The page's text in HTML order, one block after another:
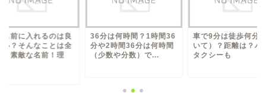
は何時間？1時間36
2時間36分は何時間
数や分数）で...
車で9分は徒歩何分（歩
いて）？距離は？バスや
タクシーも
翠を名前に入れる
くない？そんなこ
く無く素敵な名前